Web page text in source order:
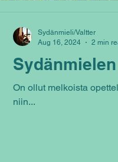
On ollut melkoista
niin...
Sydänmieli/Valtter
Aug 16, 2024
2 min